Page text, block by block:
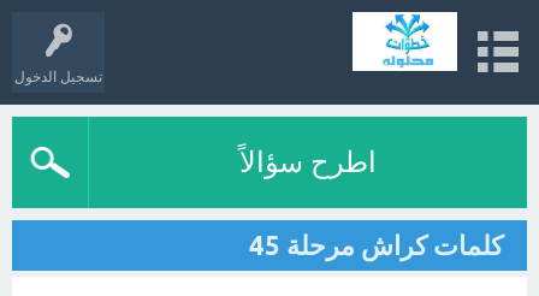
تسجيل الدخول
اطرح سؤالاً
كلمات كراش مرحلة 45